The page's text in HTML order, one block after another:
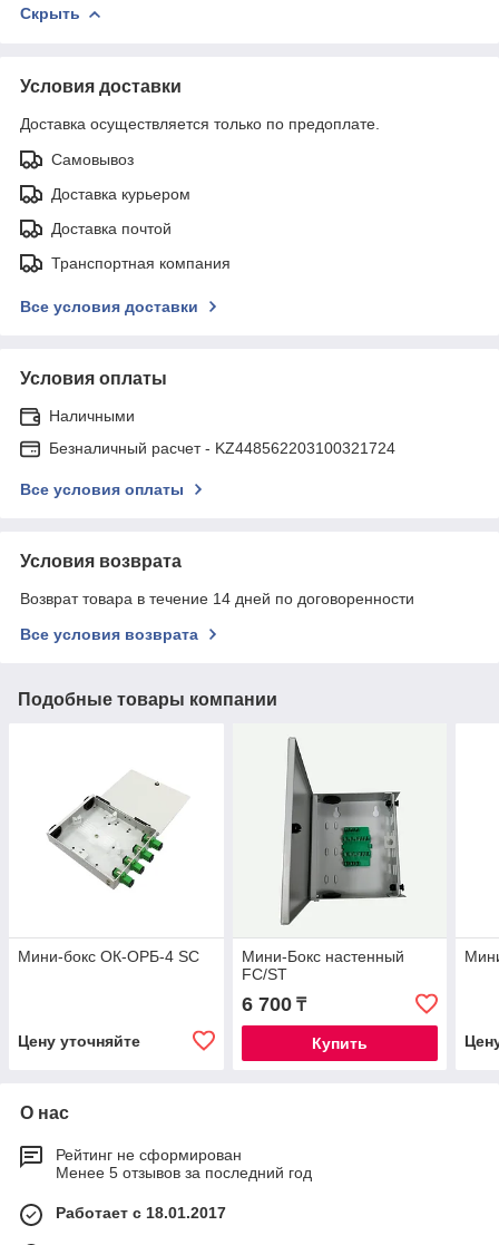
Скрыть
Условия доставки
Доставка осуществляется только по предоплате.
Самовывоз
Доставка курьером
Доставка почтой
Транспортная компания
Все условия доставки
Условия оплаты
Наличными
Безналичный расчет - KZ448562203100321724
Все условия оплаты
Условия возврата
Возврат товара в течение 14 дней по договоренности
Все условия возврата
Подобные товары компании
Мини-бокс ОК-ОРБ-4 SC
Цену уточняйте
Мини-Бокс настенный
FC/ST
6 700₸
Купить
О нас
Рейтинг не сформирован
Менее 5 отзывов за последний год
Работает с 18.01.2017